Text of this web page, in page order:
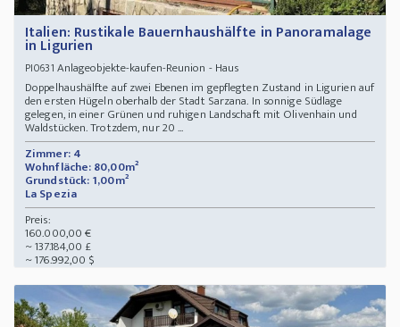
Italien: Rustikale Bauernhaushälfte in Panoramalage
in Ligurien
PI0631 Anlageobjekte-kaufen-Reunion - Haus
Doppelhaushälfte auf zwei Ebenen im gepflegten Zustand in Ligurien auf
den ersten Hügeln oberhalb der Stadt Sarzana. In sonnige Südlage
gelegen, in einer Grünen und ruhigen Landschaft mit Olivenhain und
Waldstücken. Trotzdem, nur 20 ...
Zimmer: 4
Wohnfläche: 80,00m²
Grundstück: 1,00m²
La Spezia
Preis:
160.000,00 €
~ 137.184,00 £
~ 176.992,00 $